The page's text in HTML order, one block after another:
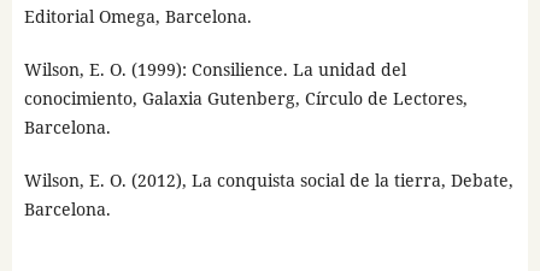
Editorial Omega, Barcelona.
Wilson, E. O. (1999): Consilience. La unidad del
conocimiento, Galaxia Gutenberg, Círculo de Lectores,
Barcelona.
Wilson, E. O. (2012), La conquista social de la tierra, Debate,
Barcelona.